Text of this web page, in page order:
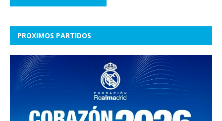
PROXIMOS PARTIDOS